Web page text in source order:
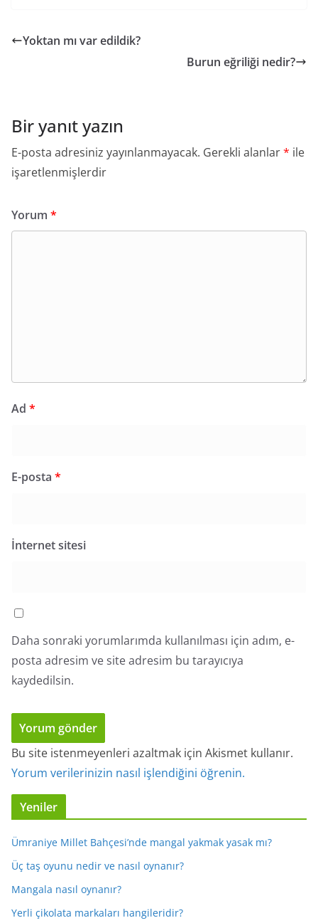
Yoktan mı var edildik?
Burun eğriliği nedir?
Bir yanıt yazın
E-posta adresiniz yayınlanmayacak. Gerekli alanlar* ile
işaretlenmişlerdir
Yorum *
Ad *
E-posta *
İnternet sitesi
Daha sonraki yorumlarımda kullanılması için adım, e-
posta adresim ve site adresim bu tarayıcıya
kaydedilsin.
Bu site istenmeyenleri azaltmak için Akismet kullanır.
Yorum verilerinizin nasıl işlendiğini öğrenin.
Yeniler
Ümraniye Millet Bahçesi’nde mangal yakmak yasak mı?
Üç taş oyunu nedir ve nasıl oynanır?
Mangala nasıl oynanır?
Yerli çikolata markaları hangileridir?